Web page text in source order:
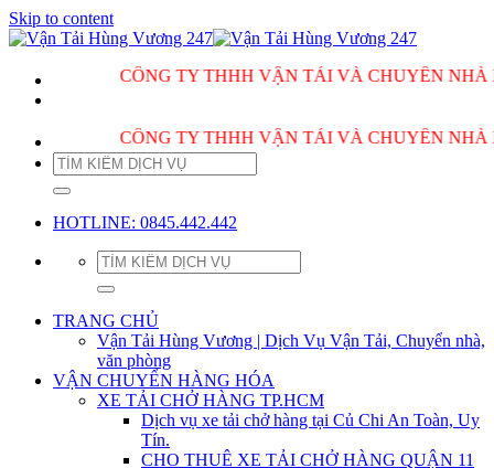
Skip to content
CÔNG TY THHH VẬN TẢI VÀ CHUYỂN NHÀ HÙNG
CÔNG TY THHH VẬN TẢI VÀ CHUYỂN NHÀ HÙNG
HOTLINE: 0845.442.442
TRANG CHỦ
Vận Tải Hùng Vương | Dịch Vụ Vận Tải, Chuyển nhà,
văn phòng
VẬN CHUYỂN HÀNG HÓA
XE TẢI CHỞ HÀNG TP.HCM
Dịch vụ xe tải chở hàng tại Củ Chi An Toàn, Uy
Tín.
CHO THUÊ XE TẢI CHỞ HÀNG QUẬN 11